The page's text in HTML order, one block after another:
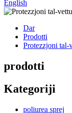
English
Dar
Prodotti
Protezzjoni tal-
prodotti
Kategoriji
poliurea sprej